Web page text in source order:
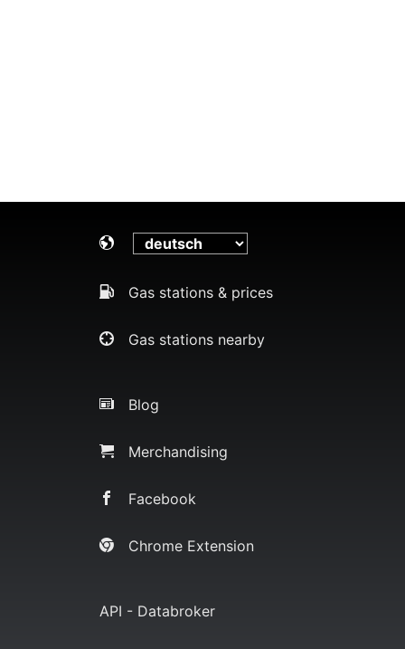
Gas stations & prices
Gas stations nearby
Blog
Merchandising
Facebook
Chrome Extension
API - Databroker